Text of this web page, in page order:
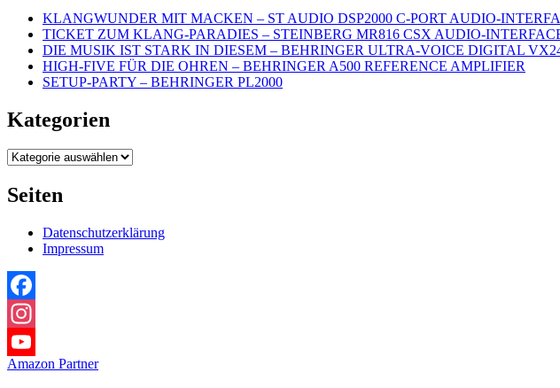
KLANGWUNDER MIT MACKEN – ST AUDIO DSP2000 C-PORT AUDIO-
TICKET ZUM KLANG-PARADIES – STEINBERG MR816 CSX AUDIO-
DIE MUSIK IST STARK IN DIESEM – BEHRINGER ULTRA-VOICE DIGITAL
HIGH-FIVE FÜR DIE OHREN – BEHRINGER A500 REFERENCE AMPLIFIER
SETUP-PARTY – BEHRINGER PL2000
Kategorien
Kategorien
Seiten
Datenschutzerklärung
Impressum
Facebook
Instagram
YouTube
Amazon Partner